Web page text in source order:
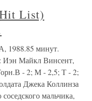
List)
минут.
Иэн Майкл Винсент,
- 2; М - 2,5; Т - 2;
Джека Коллинза
мальчика,